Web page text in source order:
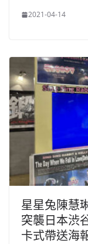
2021-04-14
星星兔陳慧
突襲日本渋
卡式帶送海